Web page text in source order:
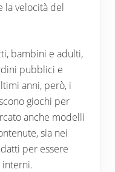
la velocità del
bambini e adulti,
pubblici e
anni, però, i
giochi per
anche modelli
sia nei
per essere
interni.